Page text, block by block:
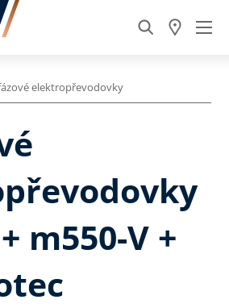
elektropřevodovky
m550-V +